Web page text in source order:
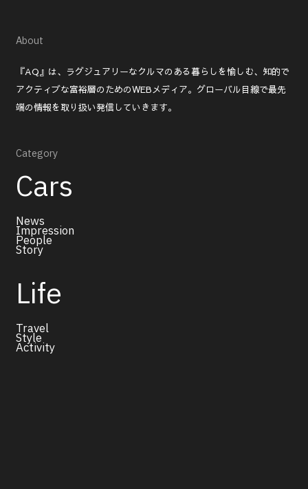
About
『AQ』は、ラグジュアリーなクルマのある暮らしを愉しむ、知的で
アクティブな富裕層のためのWEBメディア。グローバル目線で最先
端の情報を取り扱い発信していきます。
Category
Cars
News
Impression
People
Story
Life
Travel
Style
Activity